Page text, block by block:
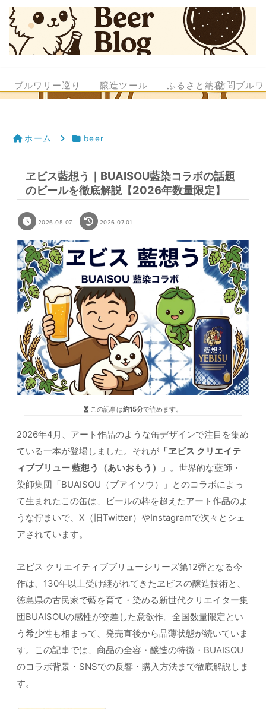
ブルワリー巡り 醸造ツール ふるさと納税訪問ブル
ホーム beer
ヱビス藍想う｜BUAISOU藍染コラボの話題
のビールを徹底解説【2026年数量限定】
2026.05.07 2026.07.01
この記事は約15分で読めます。
2026年4月、アート作品のような缶デザインで注目を集め
ている一本が登場しました。それが 「ヱビス クリエイテ
ィブブリュー 藍想う（あいおもう）」 。世界的な藍師・
染師集団「BUAISOU（ブアイソウ）」とのコラボによっ
て生まれたこの缶は、ビールの枠を超えたアート作品のよ
うな佇まいで、X（旧Twitter）やInstagramで次々とシェ
アされています。
ヱビス クリエイティブブリューシリーズ第12弾となる今
作は、130年以上受け継がれてきたヱビスの醸造技術と、
徳島県の古民家で藍を育て・染める新世代クリエイター集
団BUAISOUの感性が交差した意欲作。全国数量限定とい
う希少性も相まって、発売直後から品薄状態が続いていま
す。この記事では、商品の全容・醸造の特徴・BUAISOU
のコラボ背景・SNSでの反響・購入方法まで徹底解説しま
す。